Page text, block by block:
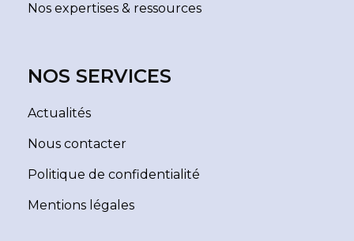
Nos expertises & ressources
NOS SERVICES
Actualités
Nous contacter
Politique de confidentialité
Mentions légales